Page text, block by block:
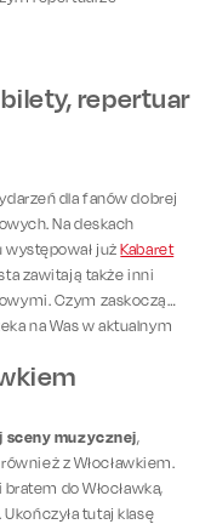
bilety, repertuar
dla fanów dobrej
Na deskach
występował jużKabaret
zawitają także inni
Czym zaskoczą
na Was w aktualnym
sceny muzycznej,
z Włocławkiem.
do Włocławka,
tutaj klasę